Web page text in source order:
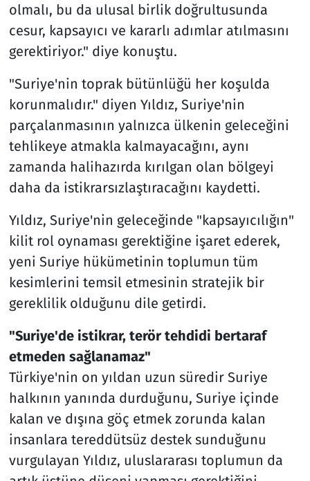
olmalı, bu da ulusal birlik doğrultusunda
cesur, kapsayıcı ve kararlı adımlar atılmasını
gerektiriyor." diye konuştu.
"Suriye'nin toprak bütünlüğü her koşulda
korunmalıdır." diyen Yıldız, Suriye'nin
parçalanmasının yalnızca ülkenin geleceğini
tehlikeye atmakla kalmayacağını, aynı
zamanda halihazırda kırılgan olan bölgeyi
daha da istikrarsızlaştıracağını kaydetti.
Yıldız, Suriye'nin geleceğinde "kapsayıcılığın"
kilit rol oynaması gerektiğine işaret ederek,
yeni Suriye hükümetinin toplumun tüm
kesimlerini temsil etmesinin stratejik bir
gereklilik olduğunu dile getirdi.
"Suriye'de istikrar, terör tehdidi bertaraf
etmeden sağlanamaz"
Türkiye'nin on yıldan uzun süredir Suriye
halkının yanında durduğunu, Suriye içinde
kalan ve dışına göç etmek zorunda kalan
insanlara tereddütsüz destek sunduğunu
vurgulayan Yıldız, uluslararası toplumun da